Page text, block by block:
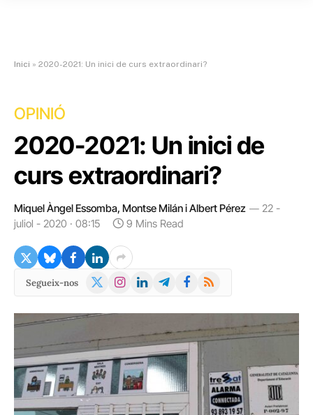
Inici » 2020-2021: Un inici de curs extraordinari?
OPINIÓ
2020-2021: Un inici de
curs extraordinari?
Miquel Àngel Essomba, Montse Milán i Albert Pérez
22 -
juliol - 2020 · 08:15
9 Mins Read
Segueix-nos
X
Instagram
LinkedInTelegramFacebook
RSS